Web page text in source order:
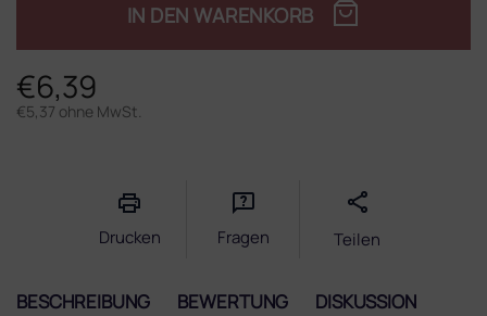
€6,39
€5,37 ohne MwSt.
IN DEN WARENKORB
Drucken Fragen Teilen
BESCHREIBUNG BEWERTUNG DISKUSSION